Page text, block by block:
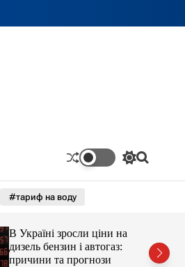
П
к
а
ч
П
#тариф на воду
зросли ціни на
бензин і автогаз:
та прогнози